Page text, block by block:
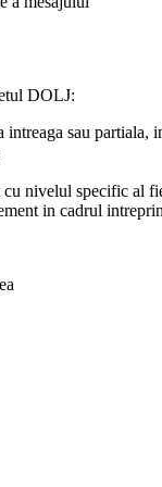
DOLJ:
sau
nivelul specific al
in cadrul